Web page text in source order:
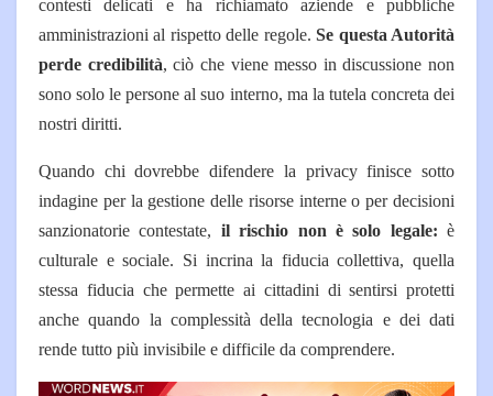
contesti delicati e ha richiamato aziende e pubbliche
amministrazioni al rispetto delle regole. Se questa Autorità
perde credibilità, ciò che viene messo in discussione non
sono solo le persone al suo interno, ma la tutela concreta dei
nostri diritti.
Quando chi dovrebbe difendere la privacy finisce sotto
indagine per la gestione delle risorse interne o per decisioni
sanzionatorie contestate, il rischio non è solo legale: è
culturale e sociale. Si incrina la fiducia collettiva, quella
stessa fiducia che permette ai cittadini di sentirsi protetti
anche quando la complessità della tecnologia e dei dati
rende tutto più invisibile e difficile da comprendere.